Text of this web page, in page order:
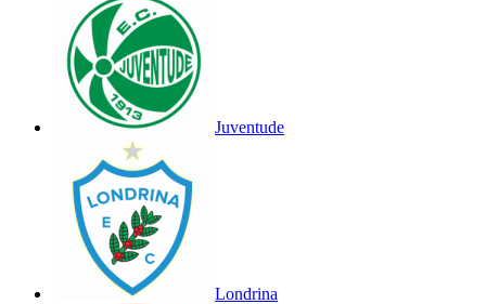
Juventude
Londrina